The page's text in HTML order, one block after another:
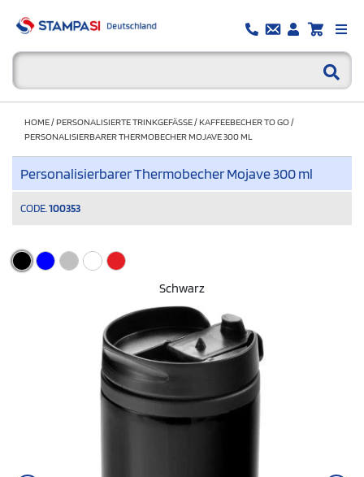
HOME/PERSONALISIERTE TRINKGEFÄSSE /KAFFEEBECHER TO GO/
PERSONALISIERBARER THERMOBECHER MOJAVE 300 ML
Personalisierbarer Thermobecher Mojave 300 ml
CODE. 100353
Schwarz